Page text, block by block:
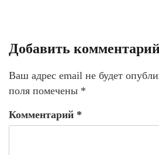
Добавить
Ваш адрес email не будет
поля помечены *
Комментарий *